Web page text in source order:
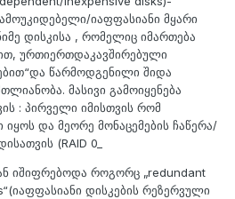
იაფფასიანი მყარი
დისკისა , რომელიც იმართება
ურთიერთდაკავშირებული
წარმოდგენილი შიდა
მასივი გამოიყენება
: პირველი იმისთვის რომ
და მეორე მონაცემების ჩაწერა/
(RAID 0_
იშიფრებოდა როგორც „redundant
დისკების რეზერვული